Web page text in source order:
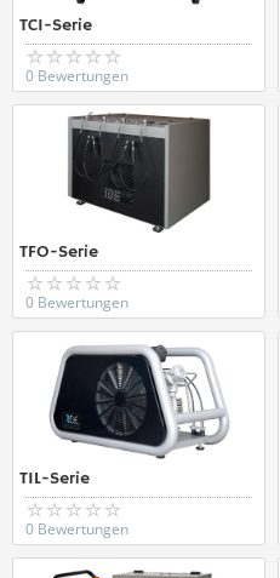
TCI-Serie
0 Bewertungen
TFO-Serie
0 Bewertungen
TIL-Serie
0 Bewertungen